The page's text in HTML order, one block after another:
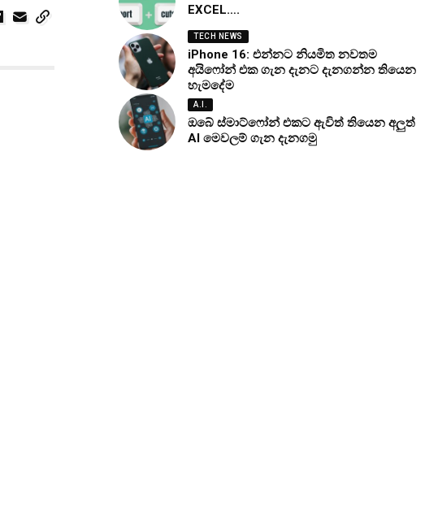
EXCEL….
TECH NEWS
iPhone 16: එන්නට නියමිත නවතම
අයිෆෝන් එක ගැන දැනට දැනගන්න තියෙන
හැමදේම
A.I.
ඔබේ ස්මාට්ෆෝන් එකට ඇවිත් තියෙන අලුත්
AI මෙවලම් ගැන දැනගමු